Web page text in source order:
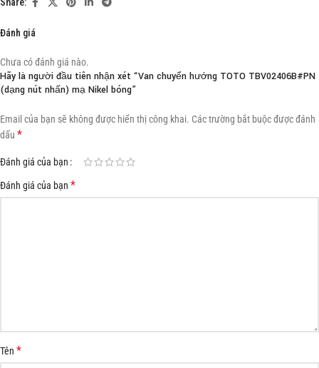
Đánh giá
Chưa có đánh giá nào.
Hãy là người đầu tiên nhận xét “Van chuyển hướng TOTO TBV02406B#PN
(dạng nút nhấn) mạ Nikel bóng”
Email của bạn sẽ không được hiển thị công khai. Các trường bắt buộc được đánh
dấu *
Đánh giá của bạn
Đánh giá của bạn *
Tên *